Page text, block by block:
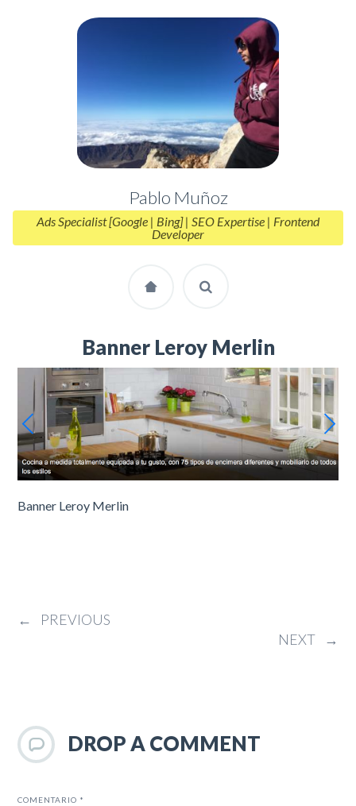
Pablo Muñoz
Ads Specialist [Google | Bing] | SEO Expertise | Frontend
Developer
Banner Leroy Merlin
Banner Leroy Merlin
←
PREVIOUS
NEXT
→
DROP A COMMENT
COMENTARIO *